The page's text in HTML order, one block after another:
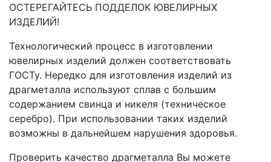
ОСТЕРЕГАЙТЕСЬ ПОДДЕЛОК ЮВЕЛИРНЫХ
ИЗДЕЛИЙ!
Технологический процесс в изготовлении
ювелирных изделий должен соответствовать
ГОСТу. Нередко для изготовления изделий из
драгметалла используют сплав с большим
содержанием свинца и никеля (техническое
серебро). При использовании таких изделий
возможны в дальнейшем нарушения здоровья.
Проверить качество драгметалла Вы можете